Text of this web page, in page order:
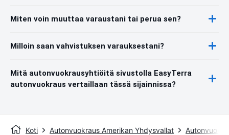
Miten voin muuttaa varaustani tai perua sen?
Milloin saan vahvistuksen varauksestani?
Mitä autonvuokrausyhtiöitä sivustolla EasyTerra
autonvuokraus vertaillaan tässä sijainnissa?
Koti Autonvuokraus Amerikan Yhdysvallat